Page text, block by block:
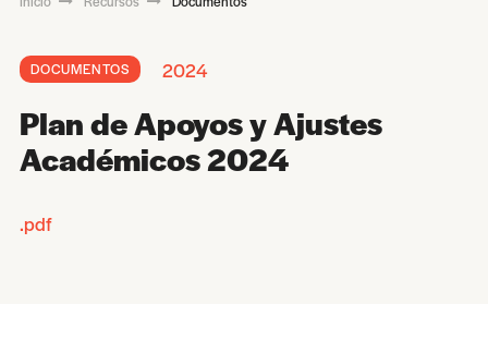
DOCUMENTOS 2024
Plan de Apoyos y Ajustes
Académicos 2024
.pdf